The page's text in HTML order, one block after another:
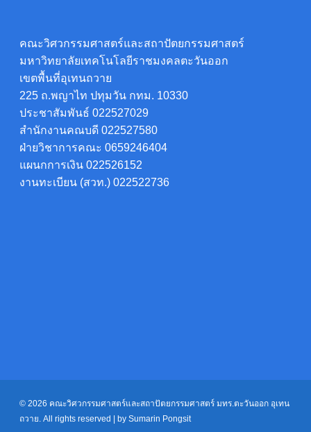
คณะวิศวกรรมศาสตร์และสถาปัตยกรรมศาสตร์
มหาวิทยาลัยเทคโนโลยีราชมงคลตะวันออก
เขตพื้นที่อุเทนถวาย
225 ถ.พญาไท ปทุมวัน กทม. 10330
ประชาสัมพันธ์ 022527029
สำนักงานคณบดี 022527580
ฝ่ายวิชาการคณะ 0659246404
แผนกการเงิน 022526152
งานทะเบียน (สวท.) 022522736
© 2026 คณะวิศวกรรมศาสตร์และสถาปัตยกรรมศาสตร์ มทร.ตะวันออก อุเทน
ถวาย. All rights reserved | by Sumarin Pongsit